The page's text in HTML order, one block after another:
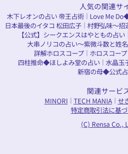
人気の関連サ
木下レオンの占い 帝王占術｜ Love Me
日本最後のイタコ 松田広子 ｜ 村野弘味～招
【公式】シークエンスはやともの占い｜
大串ノリコの占い～紫微斗数と姓
詳解ホロスコープ｜ ホロスコー
四柱推命◆ほしよみ堂の占い｜ 水晶玉
新宿の母◆公式
関連サービ
MINORI ｜ TECH MANIA｜ せ
特定商取引法に基
(C) Rensa Co.,